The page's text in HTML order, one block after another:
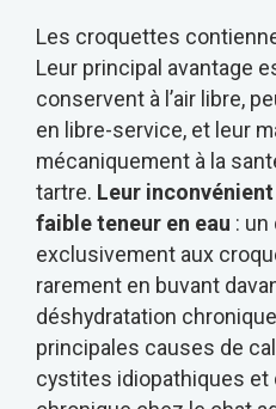
Les croquettes
Leur principal avantage
conservent à l’air libre,
en libre-service, et leur
mécaniquement à la
tartre. Leur
faible teneur en eau : un
exclusivement aux
rarement en buvant
déshydratation
principales causes de
cystites idiopathiques et